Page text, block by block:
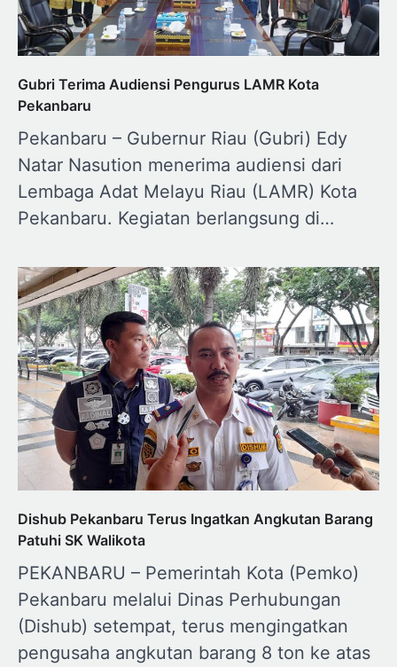
Gubri Terima Audiensi Pengurus LAMR Kota
Pekanbaru
Pekanbaru – Gubernur Riau (Gubri) Edy
Natar Nasution menerima audiensi dari
Lembaga Adat Melayu Riau (LAMR) Kota
Pekanbaru. Kegiatan berlangsung di…
Dishub Pekanbaru Terus Ingatkan Angkutan Barang
Patuhi SK Walikota
PEKANBARU – Pemerintah Kota (Pemko)
Pekanbaru melalui Dinas Perhubungan
(Dishub) setempat, terus mengingatkan
pengusaha angkutan barang 8 ton ke atas